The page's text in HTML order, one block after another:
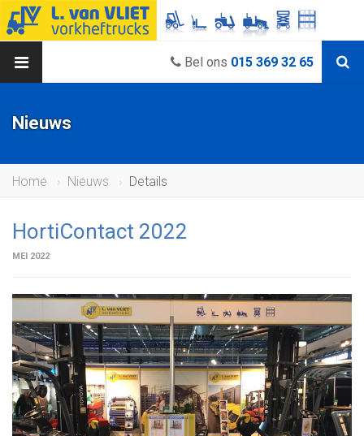
Bel ons 015 369 32 65
Nieuws
Home Nieuws Details
HortiContact 2022
MEI 2022